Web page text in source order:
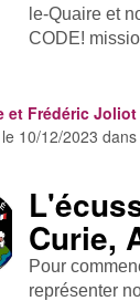
le-Quaire et
CODE!
et Frédéric Joliot
10/12/2023
Curie,
Pour
représenter